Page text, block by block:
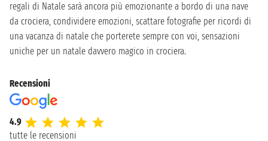
regali di Natale sarà ancora più emozionante a bordo di una nave
da crociera, condividere emozioni, scattare fotografie per ricordi di
una vacanza di natale che porterete sempre con voi, sensazioni
uniche per un natale davvero magico in crociera.
Recensioni
4.9
tutte le recensioni